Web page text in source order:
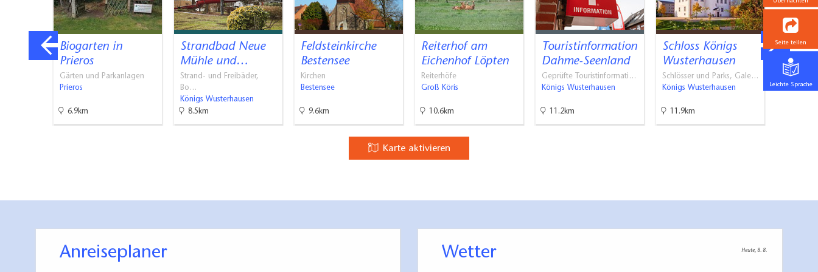
Biogarten in
Prieros
Gärten und Parkanlagen
Prieros
6.9km
Strandbad Neue
Mühle und…
Strand- und Freibäder,
Bo…
Königs Wusterhausen
8.5km
Feldsteinkirche
Bestensee
Kirchen
Bestensee
9.6km
Reiterhof am
Eichenhof Löpten
Reiterhöfe
Groß Köris
10.6km
Touristinformation
Dahme-Seenland
Geprüfte Touristinformati…
Königs Wusterhausen
11.2km
Schloss Königs
Wusterhausen
Schlösser und Parks, Gale…
Königs Wusterhausen
11.9km
m
Museen
Königs
Karte aktivieren
Anreiseplaner Wetter Heute, 8. 8.
Seite teilen
Leichte Sprache